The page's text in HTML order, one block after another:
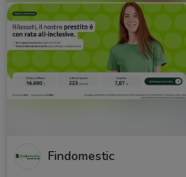
Findomestic